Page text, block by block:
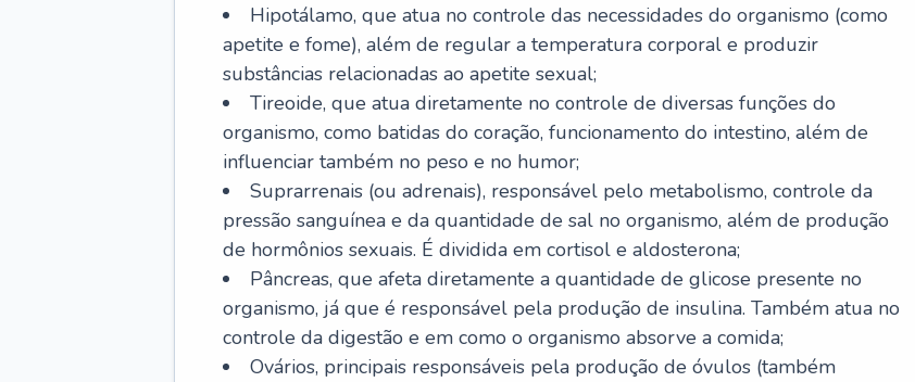
Hipotálamo, que atua no controle das necessidades do organismo (como
apetite e fome), além de regular a temperatura corporal e produzir
substâncias relacionadas ao apetite sexual;
Tireoide, que atua diretamente no controle de diversas funções do
organismo, como batidas do coração, funcionamento do intestino, além de
influenciar também no peso e no humor;
Suprarrenais (ou adrenais), responsável pelo metabolismo, controle da
pressão sanguínea e da quantidade de sal no organismo, além de produção
de hormônios sexuais. É dividida em cortisol e aldosterona;
Pâncreas, que afeta diretamente a quantidade de glicose presente no
organismo, já que é responsável pela produção de insulina. Também atua no
controle da digestão e em como o organismo absorve a comida;
Ovários, principais responsáveis pela produção de óvulos (também